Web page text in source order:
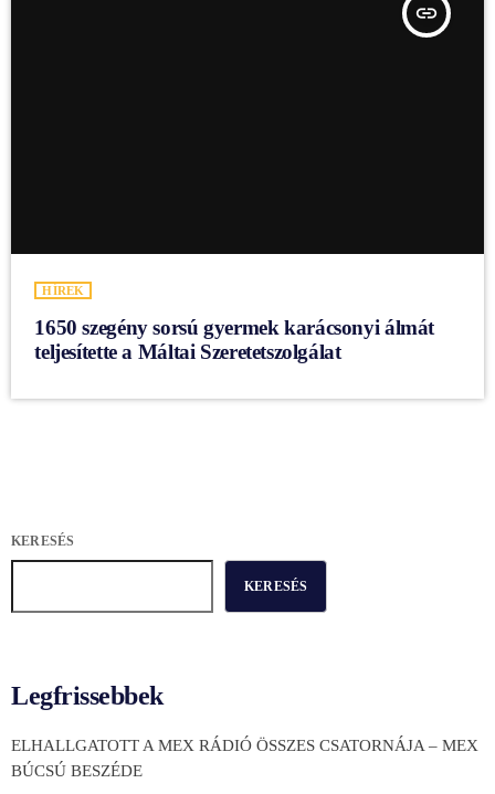
insert_link
HÍREK
1650 szegény sorsú gyermek karácsonyi álmát
teljesítette a Máltai Szeretetszolgálat
KERESÉS
KERESÉS
Legfrissebbek
ELHALLGATOTT A MEX RÁDIÓ ÖSSZES CSATORNÁJA – MEX
BÚCSÚ BESZÉDE